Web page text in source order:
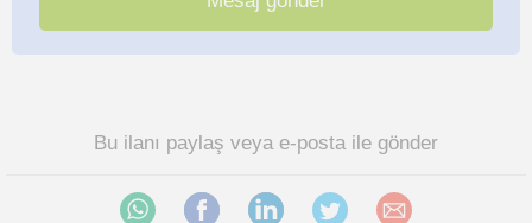
Bu ilanı paylaş veya e-posta ile gönder